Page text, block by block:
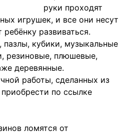
руки проходят
игрушек, и все они несут
развиваться.
пазлы, кубики, музыкальные
резиновые, плюшевые,
деревянные.
работы, сделанных из
по ссылке
ломятся от